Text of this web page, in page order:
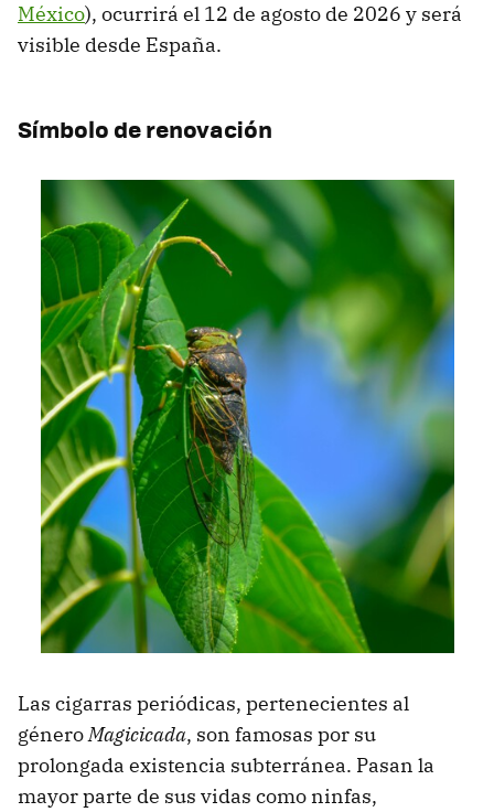
México), ocurrirá el 12 de agosto de 2026 y será
visible desde España.
Símbolo de renovación
Las cigarras periódicas, pertenecientes al
géneroMagicicada, son famosas por su
prolongada existencia subterránea. Pasan la
mayor parte de sus vidas como ninfas,